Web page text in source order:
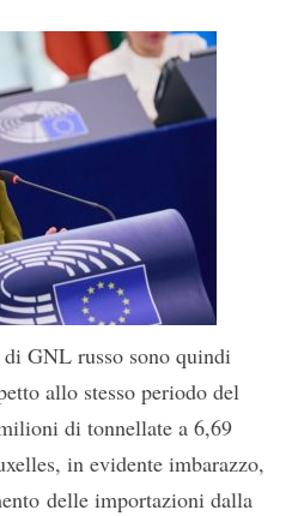
GNL russo sono quindi
allo stesso periodo del
di tonnellate a 6,69
in evidente imbarazzo,
delle importazioni dalla